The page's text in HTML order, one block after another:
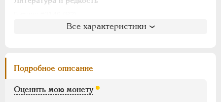
: не вошла в описание
Семёнов: не вошла в описание
ГМ
Брекке: 245 (черта, 75$)
Все характеристики
Подробное описание
Оценить мою монету
1855-1881
ВРЕМЕННОЕ ПРАВ. 1917-1918